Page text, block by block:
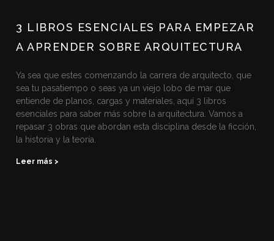
3 LIBROS ESENCIALES PARA EMPEZAR
A APRENDER SOBRE ARQUITECTURA
Ya sea que estes comenzando la carrera de arquitecto, que
sea tu pasatiempo o seas ya un viejo lobo de mar que
entiende de planos, cargas y materiales, aquí 3 libros
esenciales para saber más sobre la arquitectura. Vamos a
repasar 3 obras que abordan esta disciplina desde la ficción,
la historia y la teoría.
Leer más >